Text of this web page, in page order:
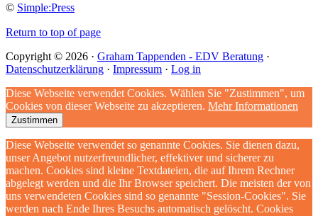
© Simple:Press
Return to top of page
Copyright © 2026 · Graham Tappenden - EDV Beratung ·
Datenschutzerklärung · Impressum · Log in
Diese Webseite verwendet Cookies. Wählen Sie "Zustimmen", um
Cookies von dieser Webseite zu akzeptieren. Mehr Informationen
Zustimmen
Diese Webseite verwendet so genannte Cookies. Sie dienen dazu,
unser Angebot nutzerfreundlicher, effektiver und sicherer zu
machen. Cookies sind kleine Textdateien, die auf Ihrem Rechner
abgelegt werden und die Ihr Browser speichert. Die meisten der von
uns verwendeten Cookies sind so genannte "Session-Cookies". Sie
werden nach Ende Ihres Besuchs automatisch gelöscht. Cookies